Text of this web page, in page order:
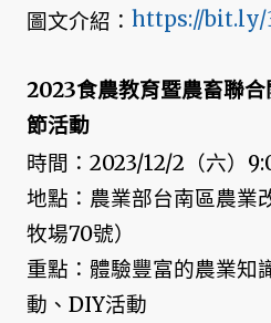
圖文介紹： https://bit.ly/
2023食農教育暨農畜聯
節活動
時間：2023/12/2（六）
地點：農業部台南區農業
牧場70號）
重點：體驗豐富的農業知
動、DIY活動